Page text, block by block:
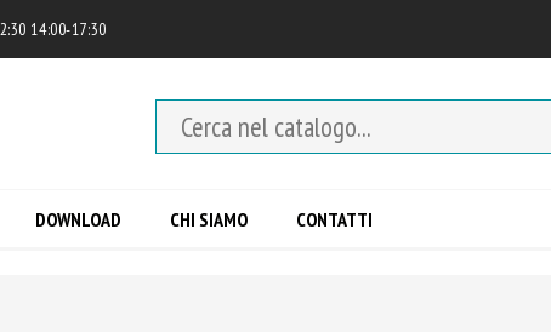
14:00-17:30
DOWNLOAD CHI SIAMO CONTATTI